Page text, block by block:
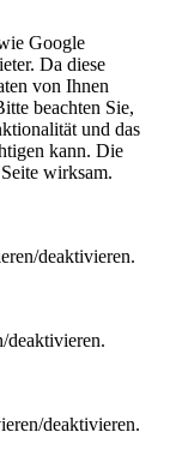
Google
Da diese
von Ihnen
beachten Sie,
und das
kann. Die
wirksam.
deaktivieren.
deaktivieren.
deaktivieren.